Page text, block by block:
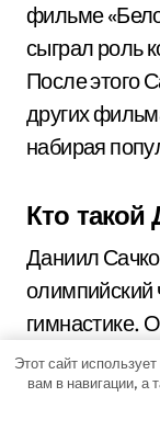
фильме
сыграл роль
После этого
других
набирая
Кто такой
Даниил
олимпийский
гимнастике.
талантливых
поколения.
Этот сайт
вам в навигации, а